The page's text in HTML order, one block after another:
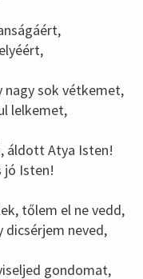
nagy sok vétkemet,
lelkemet,
áldott Atya Isten!
jó Isten!
tőlem el ne vedd,
dicsérjem neved,
gondomat,